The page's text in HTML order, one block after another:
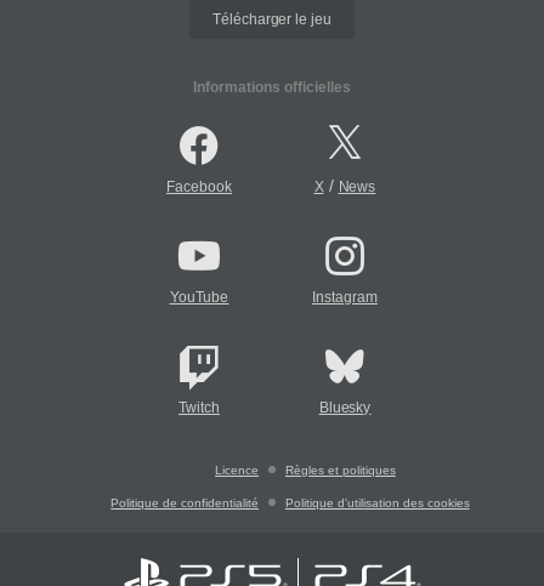
Télécharger le jeu
Informations officielles
Facebook X/ News
YouTube Instagram
Twitch Bluesky
Licence Règles et politiques
Politique de confidentialité Politique d'utilisation des cookies